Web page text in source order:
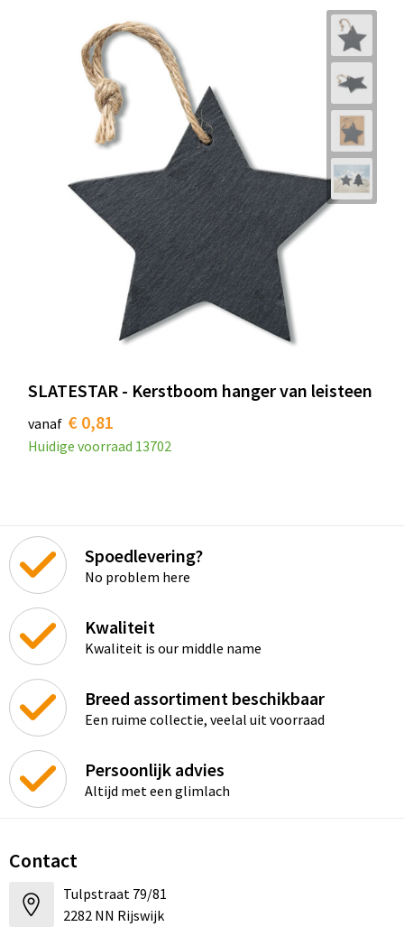
SLATESTAR - Kerstboom hanger van leisteen
vanaf € 0,81
Huidige voorraad 13702
Spoedlevering?
No problem here
Kwaliteit
Kwaliteit is our middle name
Breed assortiment beschikbaar
Een ruime collectie, veelal uit voorraad
Persoonlijk advies
Altijd met een glimlach
Contact
Tulpstraat 79/81
2282 NN Rijswijk